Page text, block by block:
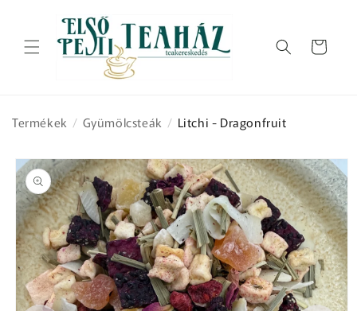
tartalomhoz
Kosár
Termékek / Gyümölcsteák / Litchi - Dragonfruit
Kihagyás, és
ugrás a
termékadatokra